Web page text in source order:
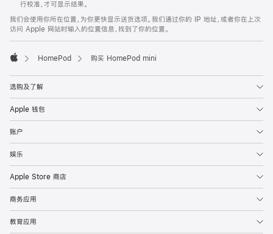
行校准，才可显示结果。
我们会使用你所在位置，为你更快显示送货选项。我们通过你的 IP 地址，或者你在上次
访问 Apple 网站时输入的位置信息，找到了你的位置。
HomePod 购买 HomePod mini
选购及了解
Apple 钱包
账户
娱乐
Apple Store 商店
商务应用
教育应用